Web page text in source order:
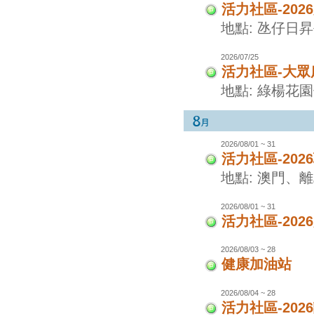
活力社區-
地點: 氹仔日
2026/07/25
活力社區-大眾
地點: 綠楊花
2026/08/01 ~ 31
活力社區-
地點: 澳門、
2026/08/01 ~ 31
活力社區-
2026/08/03 ~ 28
健康加油站
2026/08/04 ~ 28
活力社區-